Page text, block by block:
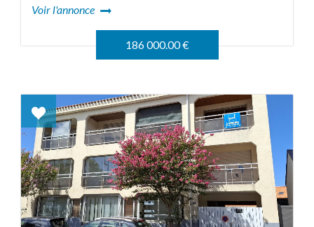
Voir l'annonce
186 000.00 €
Coup
de
coeur